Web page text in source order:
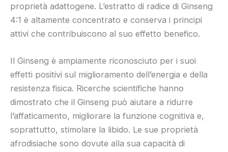
proprietà adattogene. L’estratto di radice di Ginseng
4:1 è altamente concentrato e conserva i principi
attivi che contribuiscono al suo effetto benefico.
Il Ginseng è ampiamente riconosciuto per i suoi
effetti positivi sul miglioramento dell’energia e della
resistenza fisica. Ricerche scientifiche hanno
dimostrato che il Ginseng può aiutare a ridurre
l’affaticamento, migliorare la funzione cognitiva e,
soprattutto, stimolare la libido. Le sue proprietà
afrodisiache sono dovute alla sua capacità di